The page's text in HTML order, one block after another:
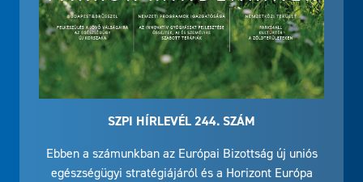
SZPI HÍRLEVÉL 244. SZÁM
Ebben a számunkban az Európai Bizottság új uniós
egészségügyi stratégiájáról és a Horizont Európa